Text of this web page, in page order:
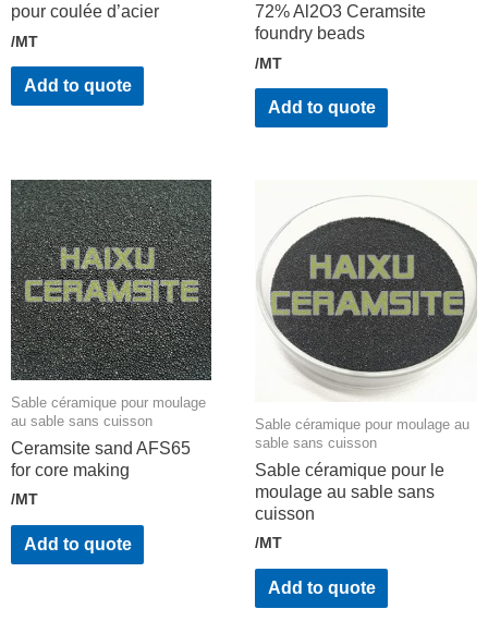
pour coulée d’acier
/MT
Add to quote
72% Al2O3 Ceramsite
foundry beads
/MT
Add to quote
Sable céramique pour moulage
au sable sans cuisson
Ceramsite sand AFS65
for core making
/MT
Add to quote
Sable céramique pour moulage au
sable sans cuisson
Sable céramique pour le
moulage au sable sans
cuisson
/MT
Add to quote